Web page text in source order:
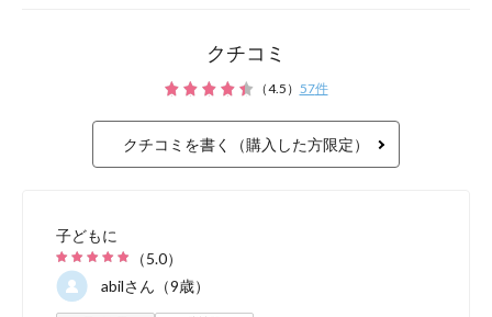
クチコミ
（4.5 ） 57件
クチコミを書く（購入した方限定）
子どもに
（5.0）
abilさん（9歳）